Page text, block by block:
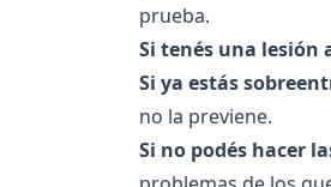
prueba.
Si tenés una lesión
Si ya estás
no la previene.
Si no podés hacer